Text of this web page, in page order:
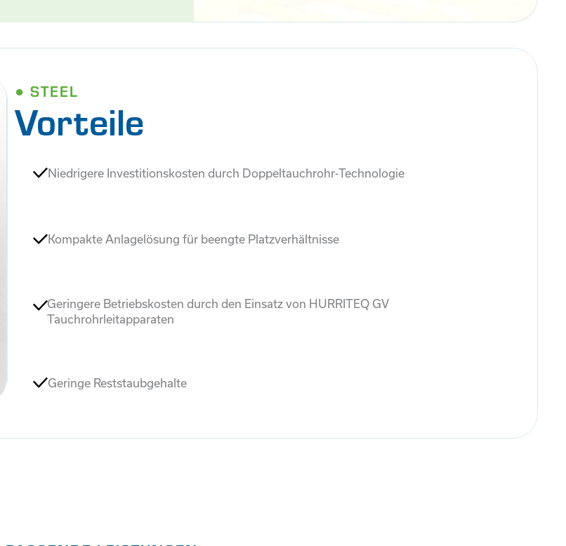
● STEEL
Vorteile
Niedrigere Investitionskosten durch Doppeltauchrohr-Technologie
Kompakte Anlagelösung für beengte Platzverhältnisse
Geringere Betriebskosten durch den Einsatz von HURRITEQ GV
Tauchrohrleitapparaten
Geringe Reststaubgehalte